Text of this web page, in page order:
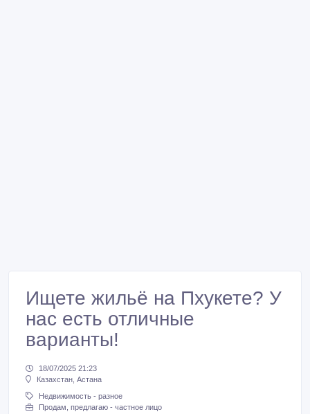
Ищете жильё на Пхукете? У
нас есть отличные
варианты!
18/07/2025 21:23
Казахстан, Астана
Недвижимость - разное
Продам, предлагаю - частное лицо